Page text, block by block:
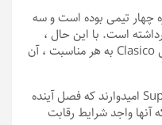
چهار تیمی بوده است و سه
است. با این حال ،
بارسلونا در دو سه سال گذشته با فینال Clasico به هر مناسبت ، آن
قهرمانان Supercopa de España 2025 امیدوارند که فصل آینده
آنها واجد شرایط رقابت